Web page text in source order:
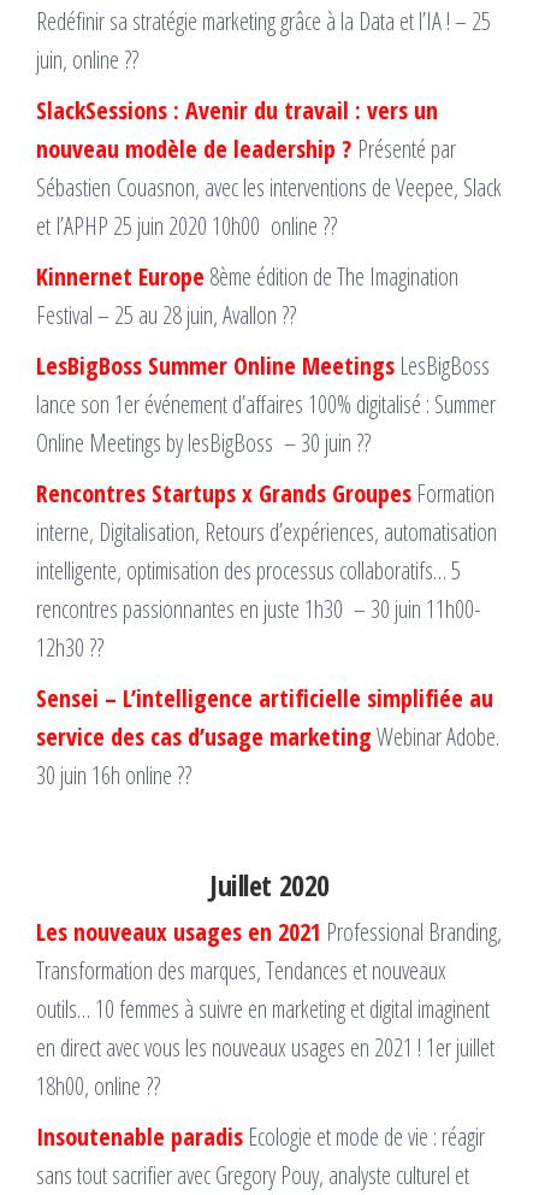
Redéfinir sa stratégie marketing grâce à la Data et l’IA ! – 25
juin, online ??
SlackSessions : Avenir du travail : vers un
nouveau modèle de leadership ? Présenté par
Sébastien Couasnon, avec les interventions de Veepee, Slack
et l’APHP 25 juin 2020 10h00 online ??
Kinnernet Europe 8ème édition de The Imagination
Festival – 25 au 28 juin, Avallon ??
LesBigBoss Summer Online Meetings LesBigBoss
lance son 1er événement d’affaires 100% digitalisé : Summer
Online Meetings by lesBigBoss – 30 juin ??
Rencontres Startups x Grands Groupes Formation
interne, Digitalisation, Retours d’expériences, automatisation
intelligente, optimisation des processus collaboratifs… 5
rencontres passionnantes en juste 1h30 – 30 juin 11h00-
12h30 ??
Sensei – L’intelligence artificielle simplifiée au
service des cas d’usage marketingWebinar Adobe.
30 juin 16h online ??
Juillet 2020
Les nouveaux usages en 2021 Professional Branding,
Transformation des marques, Tendances et nouveaux
outils… 10 femmes à suivre en marketing et digital imaginent
en direct avec vous les nouveaux usages en 2021 ! 1er juillet
18h00, online ??
Insoutenable paradis Ecologie et mode de vie : réagir
sans tout sacrifier avec Gregory Pouy, analyste culturel et